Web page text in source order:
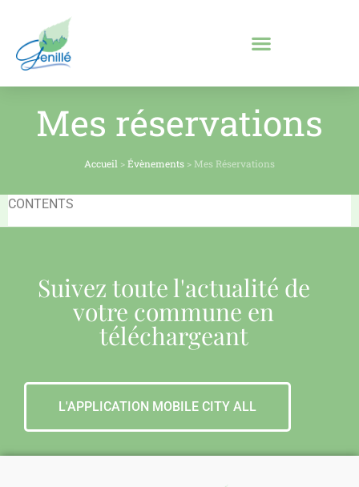
Mes réservations
Accueil >Évènements > Mes Réservations
CONTENTS
Suivez toute l'actualité de
votre commune en
téléchargeant
L'APPLICATION MOBILE CITY ALL